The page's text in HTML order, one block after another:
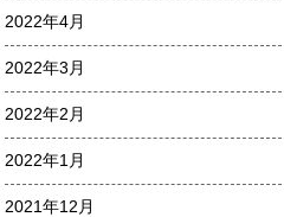
2022年4月
2022年3月
2022年2月
2022年1月
2021年12月